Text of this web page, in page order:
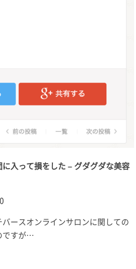
入って損をした – グダグダな美容
ースオンラインサロンに関しての
ですが…